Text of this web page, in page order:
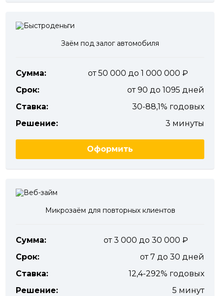
Заём под залог автомобиля
Сумма:
от 50 000 до 1 000 000
Срок:
от 90 до 1095 дней
Ставка:
30-88,1% годовых
Решение:
3 минуты
Оформить
Микрозаём для повторных клиентов
Сумма:
от 3 000 до 30 000
Срок:
от 7 до 30 дней
Ставка:
12,4-292% годовых
Решение:
5 минут